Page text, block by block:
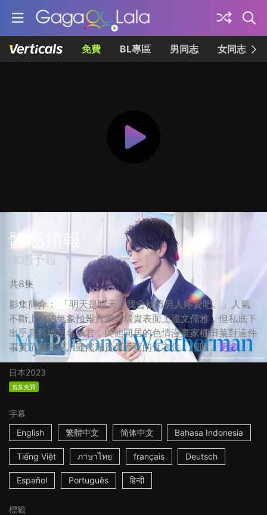
免費 BL專區 男同志 女同志
體感預報
体感予報
共8集
影集簡介： 「明天是晴天，我會被這男人疼愛吧。」人氣
不斷上升的氣象預報員瀨崎瑞貴表面上溫文儒雅，但私底下
出乎意料地是名暴君，與他同居的色情漫畫家棚田葉對這件
事實了解至深。雖然瑞貴保障葉的食衣住，但唯... 更多
日本2023
首集免費
字幕
English
繁體中文 简体中文 Bahasa Indonesia
Tiếng Việt ภาษาไทย français Deutsch
Español Português हिन्दी
標籤